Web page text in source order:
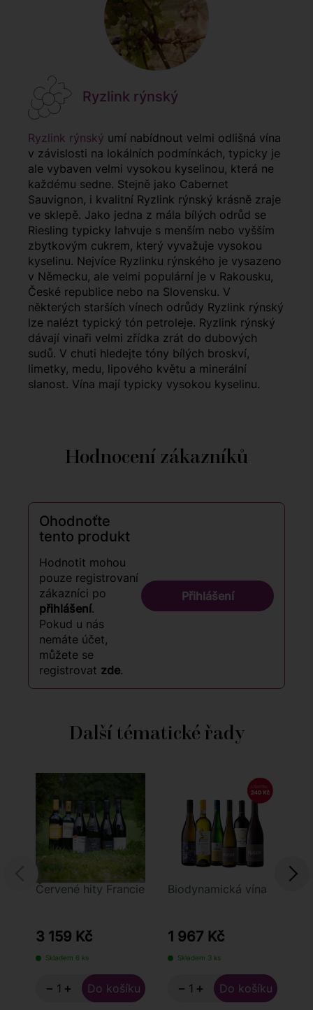
Ryzlink rýnský
Ryzlink rýnský umí nabídnout velmi odlišná vína
v závislosti na lokálních podmínkách, typicky je
ale vybaven velmi vysokou kyselinou, která ne
každému sedne. Stejně jako Cabernet
Sauvignon, i kvalitní Ryzlink rýnský krásně zraje
ve sklepě. Jako jedna z mála bílých odrůd se
Riesling typicky lahvuje s menším nebo vyšším
zbytkovým cukrem, který vyvažuje vysokou
kyselinu. Nejvíce Ryzlinku rýnského je vysazeno
v Německu, ale velmi populární je v Rakousku,
České republice nebo na Slovensku. V
některých starších vínech odrůdy Ryzlink rýnský
lze nalézt typický tón petroleje. Ryzlink rýnský
dávají vinaři velmi zřídka zrát do dubových
sudů. V chuti hledejte tóny bílých broskví,
limetky, medu, lipového květu a minerální
slanost. Vína mají typicky vysokou kyselinu.
Hodnocení zákazníků
Ohodnoťte
tento produkt
Hodnotit mohou
pouze registrovaní
zákazníci po
přihlášení.
Pokud u nás
nemáte účet,
můžete se
registrovat zde.
Přihlášení
Další tématické řady
Červené hity Francie
3 159 Kč
Skladem 6 ks
− +
Biodynamická vína
1 967 Kč
Skladem 3 ks
− +